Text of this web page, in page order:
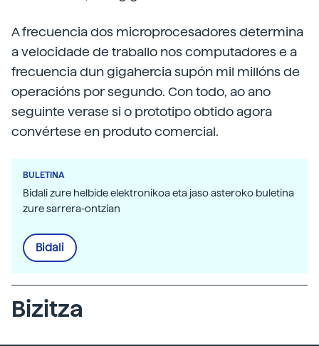
A frecuencia dos microprocesadores determina
a velocidade de traballo nos computadores e a
frecuencia dun gigahercia supón mil millóns de
operacións por segundo. Con todo, ao ano
seguinte verase si o prototipo obtido agora
convértese en produto comercial.
BULETINA
Bidali zure helbide elektronikoa eta jaso asteroko buletina
zure sarrera-ontzian
Bidali
Bizitza